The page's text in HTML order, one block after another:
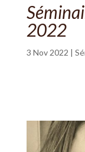
2022
3 Nov 2022 |